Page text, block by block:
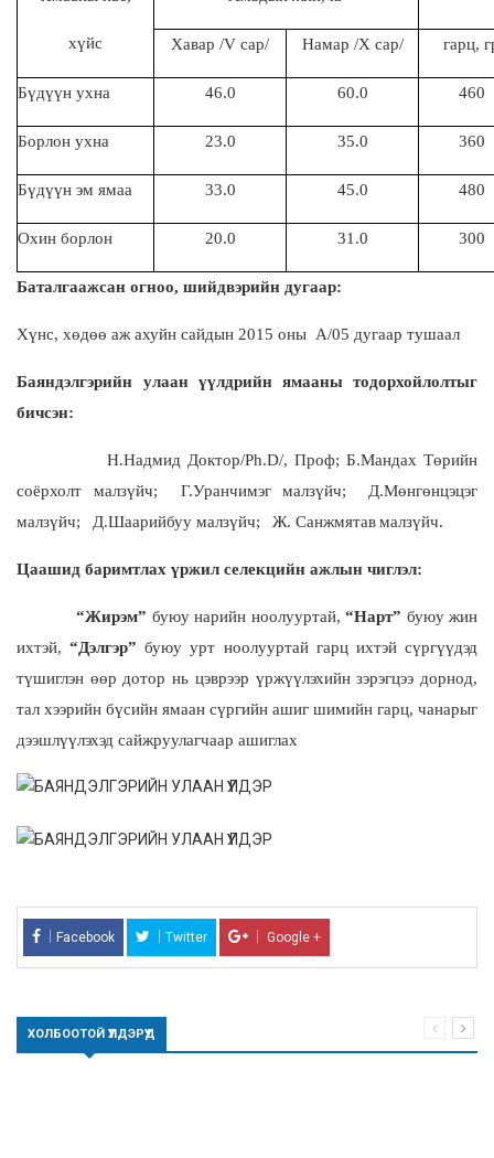
хүйс Хавар /V сар/ Намар /X сар/ гарц,
Бүдүүн ухна 46.0 60.0 460
Борлон ухна 23.0 35.0 360
Бүдүүн эм ямаа 33.0 45.0 480
Охин борлон 20.0 31.0 300
Баталгаажсан огноо, шийдвэрийн дугаар:
Хүнс, хөдөө аж ахуйн сайдын 2015 оны А/05 дугаар тушаал
Баяндэлгэрийн улаан үүлдрийн ямааны тодорхойлолтыг
бичсэн:
Н.Надмид Доктор/Ph.D/, Проф; Б.Мандах Төрийн
соёрхолт малзүйч; Г.Уранчимэг малзүйч;
Д.Мөнгөнцэцэг
малзүйч; Д.Шаарийбуу малзүйч; Ж. Санжмятавмалзүйч.
Цаашид баримтлах үржил селекцийн ажлын чиглэл:
“Жирэм” буюу нарийн ноолууртай, “Нарт” буюу жин
ихтэй,“Дэлгэр” буюу урт ноолууртай гарц ихтэй сүргүүдэд
түшиглэн өөр дотор нь цэврээр үржүүлэхийн зэрэгцээ дорнод,
тал хээрийн бүсийн ямаан сүргийн ашиг шимийн гарц, чанарыг
дээшлүүлэхэд сайжруулагчаар ашиглах
Facebook Twitter Google +
ХОЛБООТОЙ ҮҮЛДЭРҮҮД